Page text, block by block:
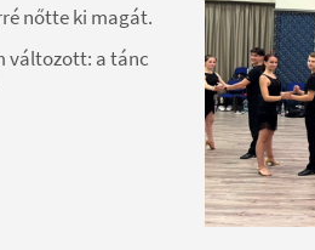
nőtte ki magát.
változott: a tánc